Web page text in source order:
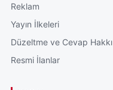
Reklam
Yayın İlkeleri
Düzeltme ve Cevap Hakkı
Resmi İlanlar